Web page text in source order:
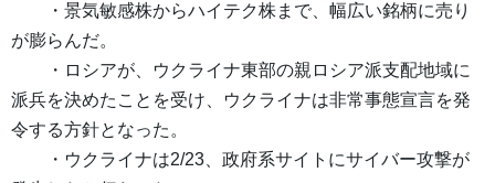
・景気敏感株からハイテク株まで、幅広い銘柄に売り
が膨らんだ。
・ロシアが、ウクライナ東部の親ロシア派支配地域に
派兵を決めたことを受け、ウクライナは非常事態宣言を発
令する方針となった。
・ウクライナは2/23、政府系サイトにサイバー攻撃が